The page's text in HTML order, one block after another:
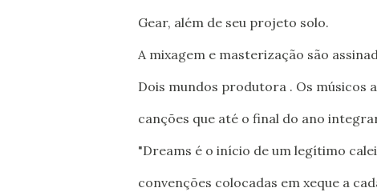
Gear, além de seu projeto solo.
A mixagem e masterização são
Dois mundos produtora . Os músicos
canções que até o final do ano
"Dreams é o início de um legítimo
convenções colocadas em xeque a